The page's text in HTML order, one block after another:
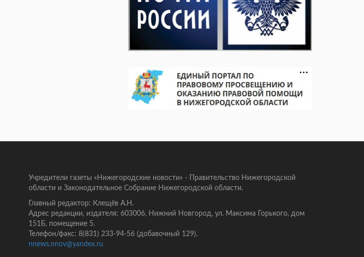
Учредители газеты «Нижегородские новости» - Правительство Нижегородской
области и Законодательное Собрание Нижегородской области.
Главный редактор: Клещёв А.Н.
Адрес редакции, издателя: 603006, Нижний Новгород, ул. Максима Горького, дом
151Б, помещение 5.
Телефон/факс: 8(831) 233-94-56 (добавочный 129).
nnews.nnov@yandex.ru